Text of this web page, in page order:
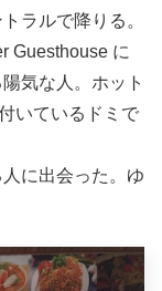
ラルで降りる。
Guesthouse に
気な人。ホット
いているドミで
に出会った。ゆ